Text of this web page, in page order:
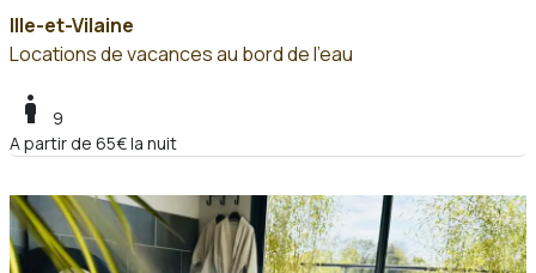
Ille-et-Vilaine
Locations de vacances au bord de l'eau
boy
9
A partir de 65€ la nuit